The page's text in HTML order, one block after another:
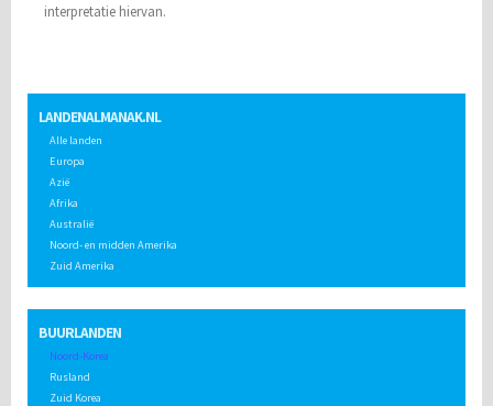
interpretatie hiervan.
LANDENALMANAK.NL
Alle landen
Europa
Azië
Afrika
Australië
Noord- en midden Amerika
Zuid Amerika
BUURLANDEN
Noord-Korea
Rusland
Zuid Korea